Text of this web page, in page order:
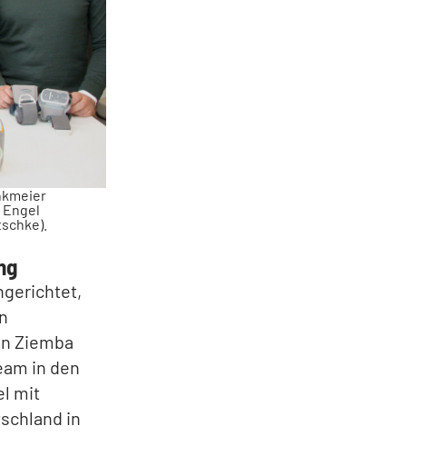
Ziemba
in den
mit
in